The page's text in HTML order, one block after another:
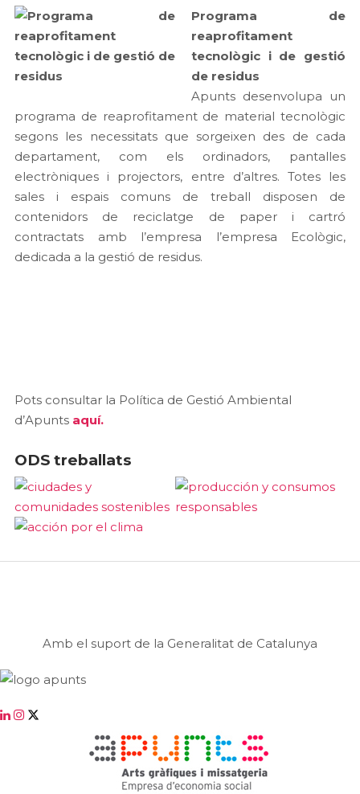
Programa de
reaprofitament
tecnològic i de gestió
de residus
Apunts desenvolupa un
programa de reaprofitament de material tecnològic
segons les necessitats que sorgeixen des de cada
departament, com els ordinadors, pantalles
electròniques i projectors, entre d’altres. Totes les
sales i espais comuns de treball disposen de
contenidors de reciclatge de paper i cartró
contractats amb l’empresa l’empresa Ecològic,
dedicada a la gestió de residus.
Pots consultar la Política de Gestió Ambiental
d’Apunts aquí.
ODS treballats
Amb el suport de la Generalitat de Catalunya